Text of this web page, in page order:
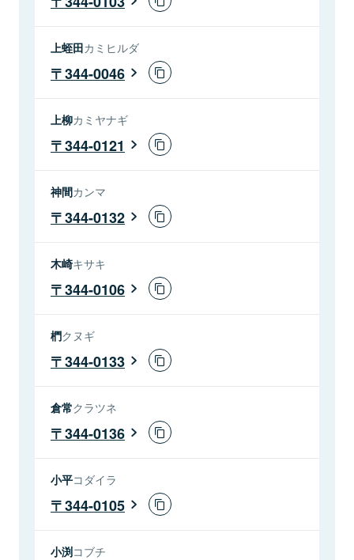
上蛭田カミヒルダ
344-0046
上柳カミヤナギ
344-0121
神間カンマ
344-0132
木崎キサキ
344-0106
椚クヌギ
344-0133
倉常クラツネ
344-0136
小平コダイラ
344-0105
小渕コブチ